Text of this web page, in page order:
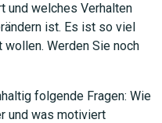
und welches Verhalten
ist. Es ist so viel
Werden Sie noch
folgende Fragen: Wie
und was motiviert